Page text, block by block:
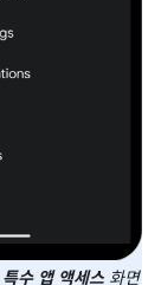
특수 앱 액세스 화면